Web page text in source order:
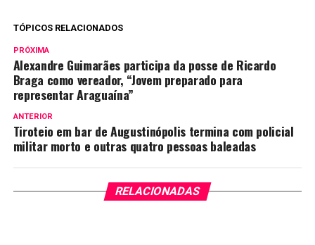
TÓPICOS RELACIONADOS
PRÓXIMA
Alexandre Guimarães participa da posse de Ricardo
Braga como vereador, “Jovem preparado para
representar Araguaína”
ANTERIOR
Tiroteio em bar de Augustinópolis termina com policial
militar morto e outras quatro pessoas baleadas
RELACIONADAS